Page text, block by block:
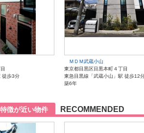
徒歩3分
ＭＤＭ武蔵小山
東京都目黒区目黒本町４丁目
東急目黒線「武蔵小山」駅 徒歩12
築6年
徴が近い物件 RECOMMENDED